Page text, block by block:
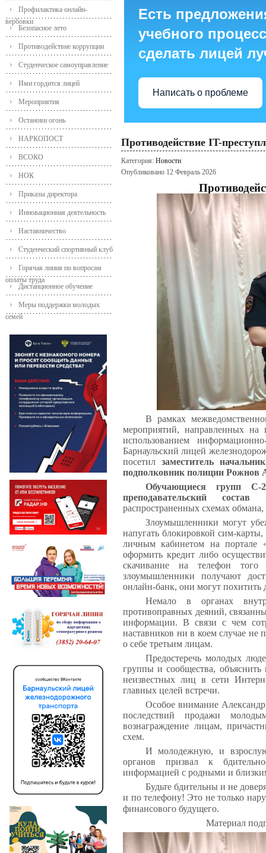
Профилактика онлайн-
вербовки
Безопасное лето
Противодействие коррупции
Студенческое самоуправление
Ими гордится лицей
Мероприятия
Останови огонь
НАРКОПОСТ
ВСОКО
НОК
Приказы директора
Инновационная деятельность
Наставничество
Студенческий спортивный клуб
Горячая линия по вопросам
оплаты труда
Дистанционное обучение
Меры поддержки молодых
семей
Есть
учебного
сделать лицей
Написать о проблеме
Противодействие IT-
Категория: Новости
Опубликовано 12 Февраль 2026
В рамках
мероприятий, направленных на
использованием
Барнаульский лицей
посетил заместитель
подполковник полиции Рожнов
Обучающиеся групп
преподавательский состав
распространенных схемах
Злоумышленники могут
напугать блокировкой сим-карты,
личным кабинетом на портале
оформить кредит либо
скачивание на телефон
злоумышленники получают
онлайн-банк, они могут похитить
Немало в органах
противоправных деяний,
информации. В связи с чем
наставников ни в коем случае
о себе третьим лицам.
Предостеречь молодых
группы и сообщества,
неизвестных лиц в сети
главных целей встречи.
Особое внимание
последствий продажи
вознаграждение лицам,
схем.
И молодежную, и
органов призвал к
информацией с родными и
Будьте бдительны и не
и по телефону! Это не только
финансового будущего.
Материал